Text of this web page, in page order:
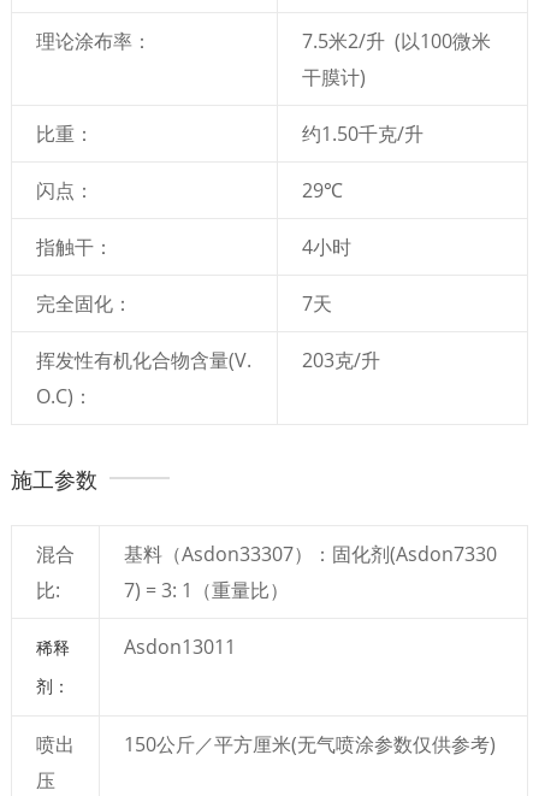
理论涂布率：
7.5米2/升 (以100微米
干膜计)
比重： 约1.50千克/升
闪点： 29℃
指触干： 4小时
完全固化： 7天
挥发性有机化合物含量(V.
O.C)：
203克/升
施工参数
混合
比:
基料（Asdon33307）：固化剂(Asdon7330
7) = 3: 1（重量比）
稀释
剂：
Asdon13011
喷出
压
150公斤／平方厘米(无气喷涂参数仅供参考)